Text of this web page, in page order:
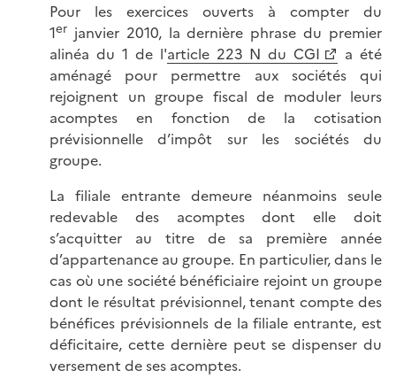
Pour les exercices ouverts à compter du
1er janvier 2010, la dernière phrase du premier
alinéa du 1 de l'article 223 N du CGI
a été
aménagé pour permettre aux sociétés qui
rejoignent un groupe fiscal de moduler leurs
acomptes en fonction de la cotisation
prévisionnelle d’impôt sur les sociétés du
groupe.
La filiale entrante demeure néanmoins seule
redevable des acomptes dont elle doit
s’acquitter au titre de sa première année
d’appartenance au groupe. En particulier, dans le
cas où une société bénéficiaire rejoint un groupe
dont le résultat prévisionnel, tenant compte des
bénéfices prévisionnels de la filiale entrante, est
déficitaire, cette dernière peut se dispenser du
versement de ses acomptes.